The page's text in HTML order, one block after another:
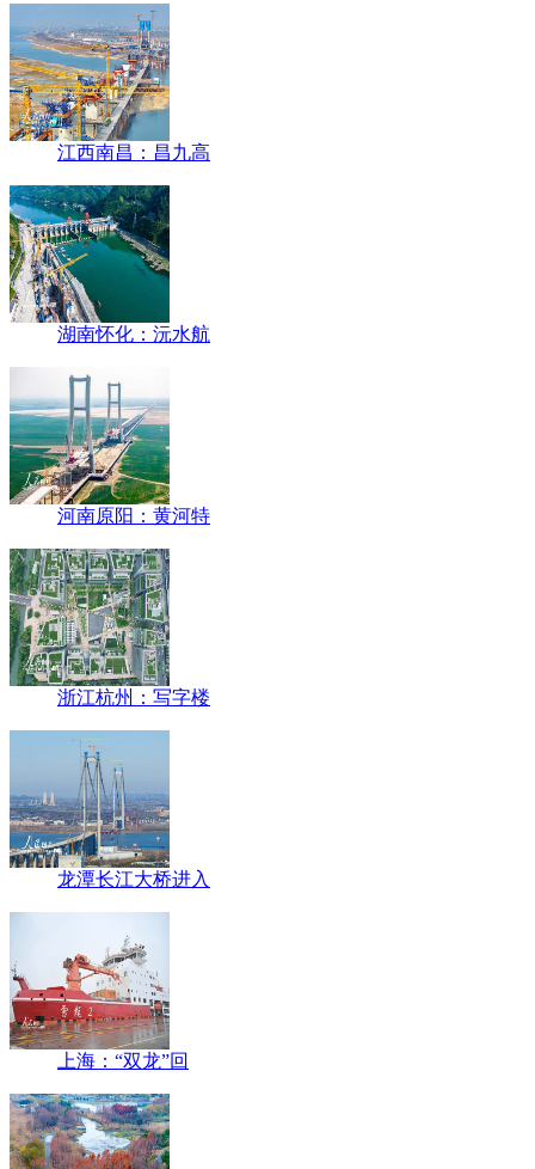
江西南昌：昌九高
湖南怀化：沅水航
河南原阳：黄河特
浙江杭州：写字楼
龙潭长江大桥进入
上海：“双龙”回